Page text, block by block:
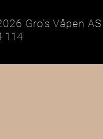
Gro’s Våpen AS
114